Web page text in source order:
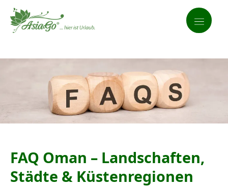
FAQ Oman – Landschaften,
Städte & Küstenregionen